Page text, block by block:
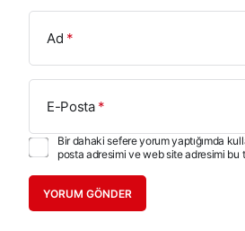
Ad *
E-Posta*
Bir dahaki sefere yorum yaptığımda
posta adresimi ve web site adresimi bu
YORUM GÖNDER